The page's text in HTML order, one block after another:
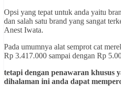
Opsi yang tepat untuk anda yaitu
dan salah satu brand yang sangat
Anest Iwata.
Pada umumnya alat semprot cat
Rp 3.417.000 sampai dengan Rp
tetapi dengan penawaran khusus
dihalaman ini anda dapat